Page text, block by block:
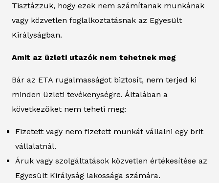
Tisztázzuk, hogy ezek nem számítanak munkának
vagy közvetlen foglalkoztatásnak az Egyesült
Királyságban.
Amit az üzleti utazók nem tehetnek meg
Bár az ETA rugalmasságot biztosít, nem terjed ki
minden üzleti tevékenységre. Általában a
következőket nem teheti meg:
Fizetett vagy nem fizetett munkát vállalni egy brit
vállalatnál.
Áruk vagy szolgáltatások közvetlen értékesítése az
Egyesült Királyság lakossága számára.